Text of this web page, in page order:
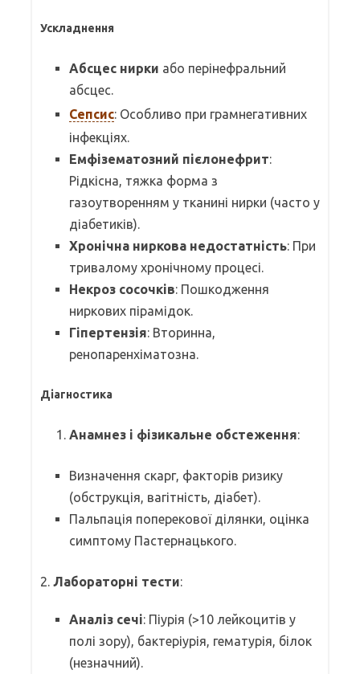
Ускладнення
Абсцес нирки або перінефральний
абсцес.
Сепсис: Особливо при грамнегативних
інфекціях.
Емфізематозний пієлонефрит:
Рідкісна, тяжка форма з
газоутворенням у тканині нирки (часто у
діабетиків).
Хронічна ниркова недостатність: При
тривалому хронічному процесі.
Некроз сосочків: Пошкодження
ниркових пірамідок.
Гіпертензія: Вторинна,
ренопаренхіматозна.
Діагностика
Анамнез і фізикальне обстеження:
Визначення скарг, факторів ризику
(обструкція, вагітність, діабет).
Пальпація поперекової ділянки, оцінка
симптому Пастернацького.
2. Лабораторні тести:
Аналіз сечі: Піурія (>10 лейкоцитів у
полі зору), бактеріурія, гематурія, білок
(незначний).